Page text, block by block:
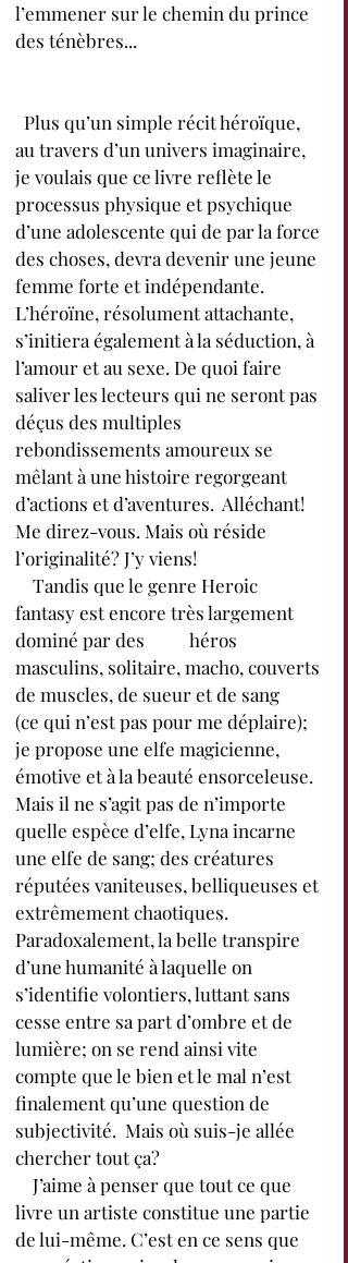
l’emmener sur le chemin du prince
des ténèbres...
au travers d’un univers imaginaire,
je voulais que ce livre reflète le
processus physique et psychique
d’une adolescente qui de par la force
des choses, devra devenir une jeune
femme forte et indépendante.
L’héroïne, résolument attachante,
s’initiera également à la séduction, à
l’amour et au sexe. De quoi faire
saliver les lecteurs qui ne seront pas
déçus des multiples
rebondissements amoureux se
mêlant à une histoire regorgeant
d’actions et d’aventures.  Alléchant!
Me direz-vous. Mais où réside
l’originalité? J’y viens!
fantasy est encore très largement
dominé par des  	héros
masculins, solitaire, macho, couverts
de muscles, de sueur et de sang
(ce qui n’est pas pour me déplaire);
je propose une elfe magicienne,
émotive et à la beauté ensorceleuse.
Mais il ne s’agit pas de n’importe
quelle espèce d’elfe, Lyna incarne
une elfe de sang; des créatures
réputées vaniteuses, belliqueuses et
extrêmement chaotiques.
Paradoxalement, la belle transpire
d’une humanité à laquelle on
s’identifie volontiers, luttant sans
cesse entre sa part d’ombre et de
lumière; on se rend ainsi vite
compte que le bien et le mal n’est
finalement qu’une question de
subjectivité.  Mais où suis-je allée
chercher tout ça?
livre un artiste constitue une partie
de lui-même. C’est en ce sens que